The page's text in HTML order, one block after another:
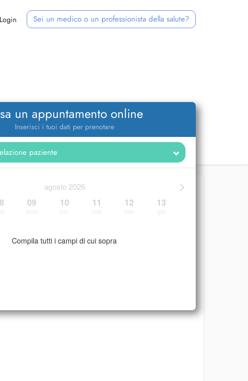
Login Sei un medico o un professionista della salute?
un appuntamento online
Inserisci i tuoi dati per prenotare
>
agosto 2026
09 10 11 12 13
Compila tutti i campi di cui sopra